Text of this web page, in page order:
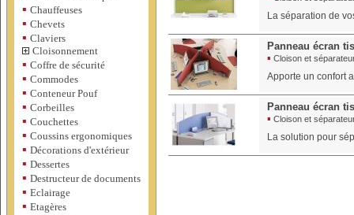
▪ Chauffeuses
▪ Chevets
▪ Claviers
Cloisonnement
▪ Coffre de sécurité
▪ Commodes
▪ Conteneur Pouf
▪ Corbeilles
▪ Couchettes
▪ Coussins ergonomiques
▪ Décorations d'extérieur
▪ Dessertes
▪ Destructeur de documents
▪ Eclairage
▪ Etagères
La séparation de
Panneau écran
▪ Cloison et
Apporte un confort
Panneau écran
▪ Cloison et
La solution pour